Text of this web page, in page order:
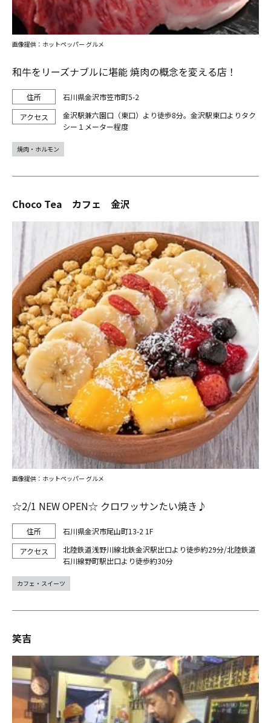
和牛をリーズナブルに堪能 焼肉の概念を変える店！
石川県金沢市笠市町5-2
金沢駅兼六園口（東口）より徒歩8分。金沢駅東口よりタク
シー１メーター程度
画像提供：ホットペッパー グルメ
焼肉・ホルモン
Choco Tea カフェ 金沢
☆2/1 NEW OPEN☆ クロワッサンたい焼き♪
石川県金沢市尾山町13-2 1F
北陸鉄道浅野川線北鉄金沢駅出口より徒歩約29分/北陸鉄道
石川線野町駅出口より徒歩約30分
画像提供：ホットペッパー グルメ
カフェ・スイーツ
笑吉